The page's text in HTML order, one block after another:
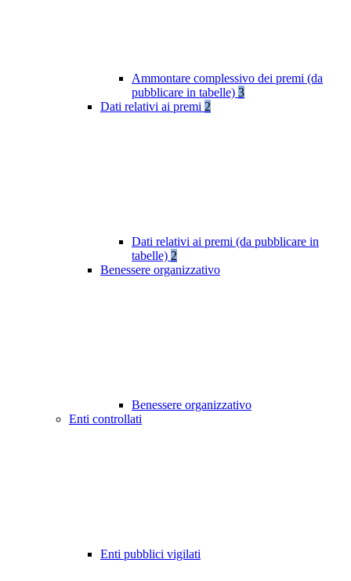
Ammontare complessivo dei premi (da
pubblicare in tabelle) 3
Dati relativi ai premi 2
Dati relativi ai premi (da pubblicare in
tabelle) 2
Benessere organizzativo
Benessere organizzativo
Enti controllati
Enti pubblici vigilati